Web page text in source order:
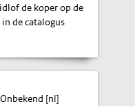
de koper op de
de catalogus
[nl]